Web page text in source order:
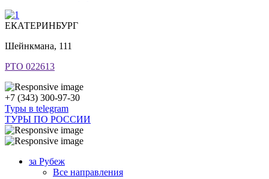
ЕКАТЕРИНБУРГ
Шейнкмана, 111
РТО 022613
+7 (343) 300-97-30
Туры в telegram
ТУРЫ ПО РОССИИ
за Рубеж
Все направления